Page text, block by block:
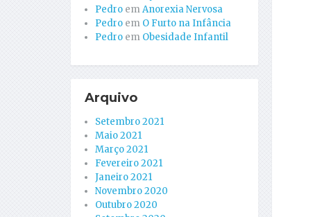
Pedro emAnorexia Nervosa
Pedro em O Furto na Infância
Pedro em Obesidade Infantil
Arquivo
Setembro 2021
Maio 2021
Março 2021
Fevereiro 2021
Janeiro 2021
Novembro 2020
Outubro 2020